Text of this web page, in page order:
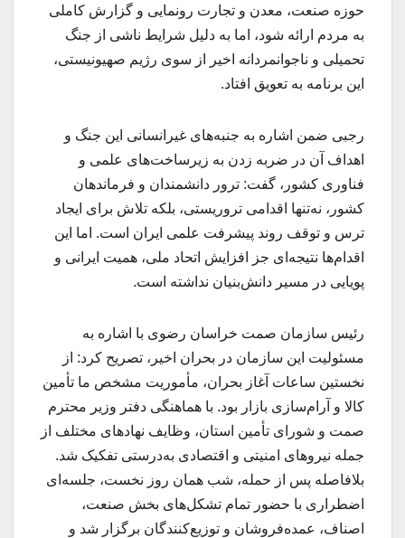
حوزه صنعت، معدن و تجارت رونمایی و گزارش کاملی
به مردم ارائه شود، اما به دلیل شرایط ناشی از جنگ
تحمیلی و ناجوانمردانه اخیر از سوی رژیم صهیونیستی،
این برنامه به تعویق افتاد.
رجبی ضمن اشاره به جنبه‌های غیرانسانی این جنگ و
اهداف آن در ضربه زدن به زیرساخت‌های علمی و
فناوری کشور، گفت: ترور دانشمندان و فرماندهان
کشور، نه‌تنها اقدامی تروریستی، بلکه تلاش برای ایجاد
ترس و توقف روند پیشرفت علمی ایران است. اما این
اقدام‌ها نتیجه‌ای جز افزایش اتحاد ملی، همیت ایرانی و
پویایی در مسیر دانش‌بنیان نداشته است.
رئیس سازمان صمت خراسان رضوی با اشاره به
مسئولیت این سازمان در بحران اخیر، تصریح کرد: از
نخستین ساعات آغاز بحران، مأموریت مشخص ما تأمین
کالا و آرام‌سازی بازار بود. با هماهنگی دفتر وزیر محترم
صمت و شورای تأمین استان، وظایف نهادهای مختلف از
جمله نیروهای امنیتی و اقتصادی به‌درستی تفکیک شد.
بلافاصله پس از حمله، شب همان روز نخست، جلسه‌ای
اضطراری با حضور تمام تشکل‌های بخش صنعت،
اصناف، عمده‌فروشان و توزیع‌کنندگان برگزار شد و